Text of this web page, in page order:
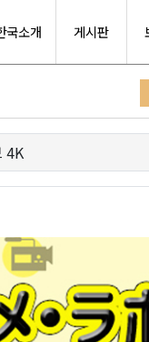
국소개 게시판
4K